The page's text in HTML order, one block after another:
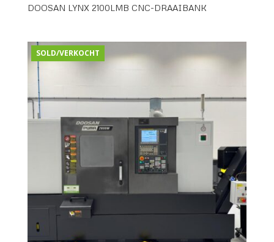
DOOSAN LYNX 2100LMB CNC-DRAAIBANK
SOLD/VERKOCHT